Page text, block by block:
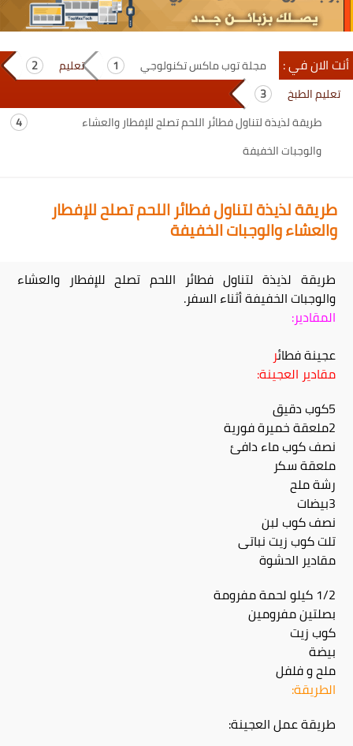
أنت الان في : مجلة توب ماكس تكنولوجي
تعليم
تعليم الطبخ
طريقة لذيذة لتناول فطائر اللحم تصلح للإفطار والعشاء
والوجبات الخفيفة
طريقة لذيذة لتناول فطائر اللحم تصلح للإفطار
والعشاء والوجبات الخفيفة
طريقة لذيذة لتناول فطائر اللحم تصلح للإفطار والعشاء
والوجبات الخفيفة أثناء السفر.
المقادير:
عجينة فطائر
مقادير العجينة:
5كوب دقيق
2ملعقة خميرة فورية
نصف كوب ماء دافئ
ملعقة سكر
رشة ملح
3بيضات
نصف كوب لبن
تلت كوب زيت نباتى
مقادير الحشوة
1/2 كيلو لحمة مفرومة
بصلتين مفرومين
كوب زيت
بيضة
ملح و فلفل
الطريقة:
طريقة عمل العجينة: